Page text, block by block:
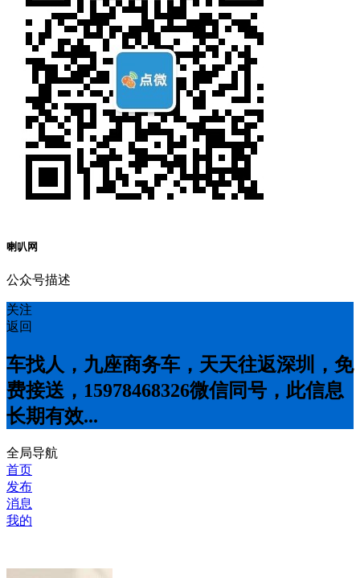
喇叭网
公众号描述
关注
返回
车找人，九座商务车，天天往返深圳，免
费接送，15978468326微信同号，此信息
长期有效...
全局导航
首页
发布
消息
我的